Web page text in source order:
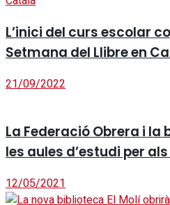
L’inici del curs escolar
Setmana del Llibre en
21/09/2022
La Federació Obrera i
les aules d’estudi per
12/05/2021